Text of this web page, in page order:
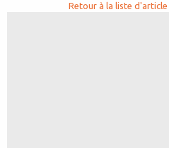
Retour à la liste d'article